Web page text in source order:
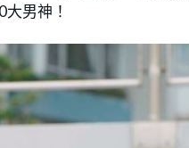
男神！